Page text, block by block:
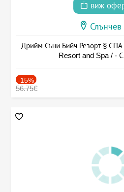
виж
Слънчев
Дрийм Съни Бийч Резорт §
Resort and Spa / -
-15%
56.75€